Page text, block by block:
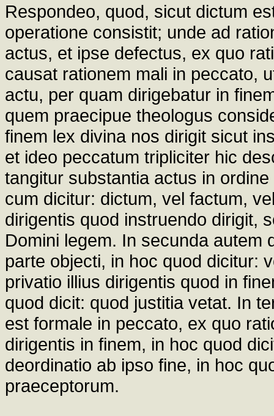
Respondeo, quod, sicut dictum
operatione consistit; unde ad
actus, et ipse defectus, ex quo
causat rationem mali in peccato,
actu, per quam dirigebatur in
quem praecipue theologus
finem lex divina nos dirigit sicut
et ideo peccatum tripliciter hic
tangitur substantia actus in
cum dicitur: dictum, vel factum,
dirigentis quod instruendo dirigit,
Domini legem. In secunda autem
parte objecti, in hoc quod dicitur:
privatio illius dirigentis quod in
quod dicit: quod justitia vetat. In
est formale in peccato, ex quo
dirigentis in finem, in hoc quod
deordinatio ab ipso fine, in hoc
praeceptorum.